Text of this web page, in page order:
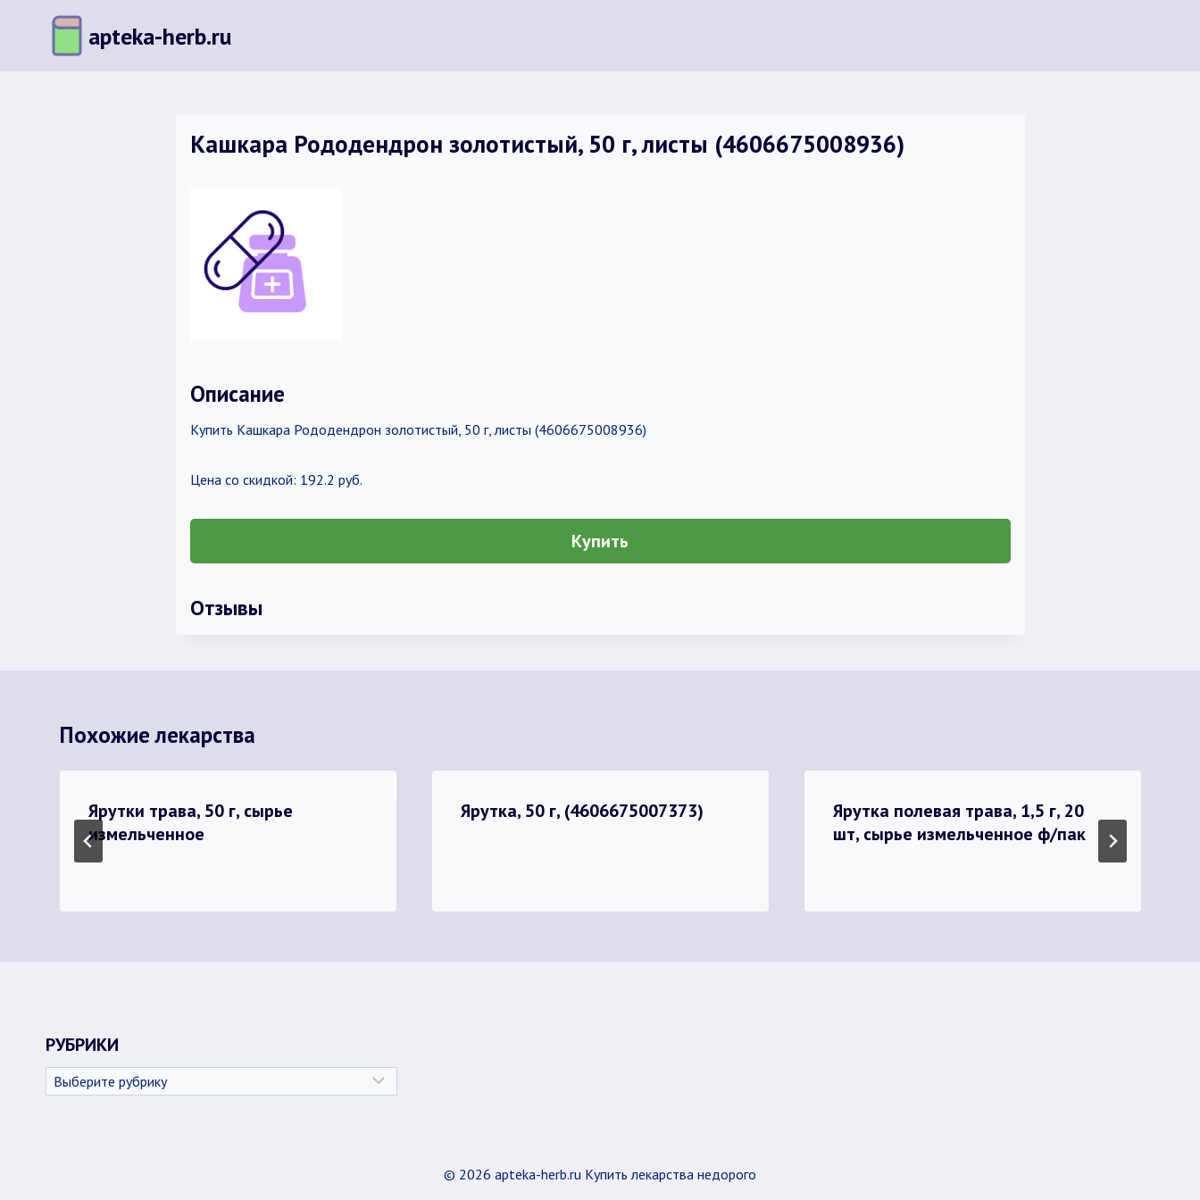
содержимому
apteka-herb.ru
Кашкара Рододендрон золотистый, 50 г, листы (4606675008936)
Описание
Купить Кашкара Рододендрон золотистый, 50 г, листы (4606675008936)
Цена со скидкой: 192.2 руб.
Купить
Отзывы
Похожие лекарства
Ярутки трава, 50 г, сырье
измельченное
Ярутка, 50 г, (4606675007373)
Ярутка полевая трава, 1,5 г, 20
шт, сырье измельченное ф/пак
РУБРИКИ
Рубрики
© 2026 apteka-herb.ru Купить лекарства недорого